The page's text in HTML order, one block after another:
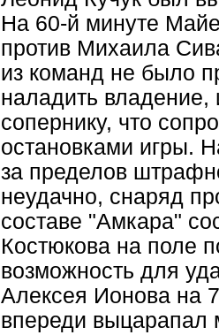
На 60-й минуте
против Михаила
из команд не было
наладить владение,
сопернику, что
остановками игры.
за пределов
неудачно, снаряд
составе "Амкара"
Костюкова на поле
возможность для
Алексея Ионова на
впереди выцарапал